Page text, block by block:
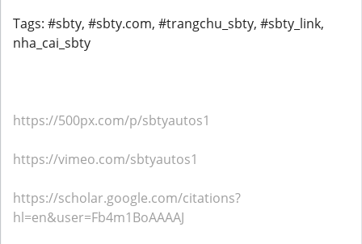
Tags: #sbty, #sbty.com, #trangchu_sbty, #sbty_link,
nha_cai_sbty
https://500px.com/p/sbtyautos1
https://vimeo.com/sbtyautos1
https://scholar.google.com/citations?
hl=en&user=Fb4m1BoAAAAJ